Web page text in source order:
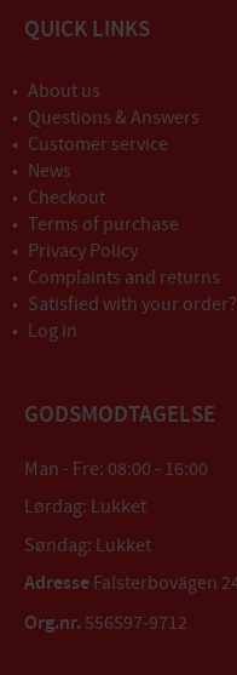
QUICK LINKS
About us
Questions & Answers
Customer service
News
Checkout
Terms of purchase
Privacy Policy
Complaints and returns
Satisfied with your order?
Log in
GODSMODTAGELSE
Man - Fre: 08:00 - 16:00
Lørdag: Lukket
Søndag: Lukket
Adresse Falsterbovägen
Org.nr. 556597-9712